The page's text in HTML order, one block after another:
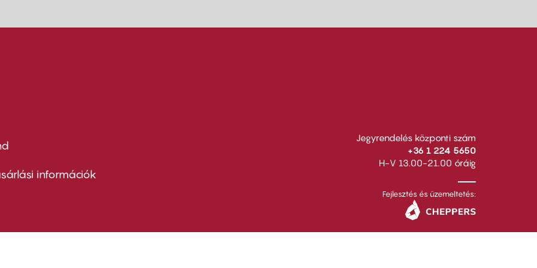
információk
Jegyrendelés központi szám
+36 1 224 5650
H-V 13.00-21.00 óráig
Fejlesztés és üzemeltetés: